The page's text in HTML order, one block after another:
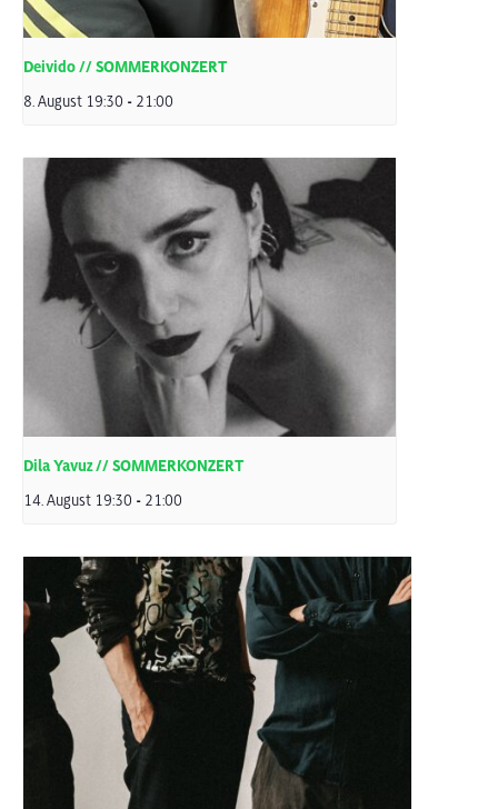
Deivido // SOMMERKONZERT
8. August 19:30 - 21:00
Dila Yavuz // SOMMERKONZERT
14. August 19:30 - 21:00